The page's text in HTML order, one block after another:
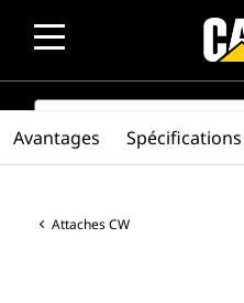
SEARCH
Attaches CW
Avantages Spécifications